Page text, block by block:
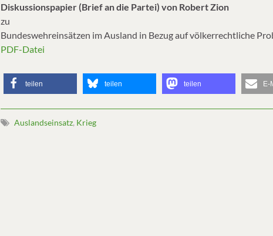
Diskussionspapier (Brief an die Partei) von Robert Zion
zu
Bundeswehreinsätzen im Ausland in Bezug auf völkerrechtliche
PDF-Datei
teilen teilen teilen E-
Auslandseinsatz, Krieg